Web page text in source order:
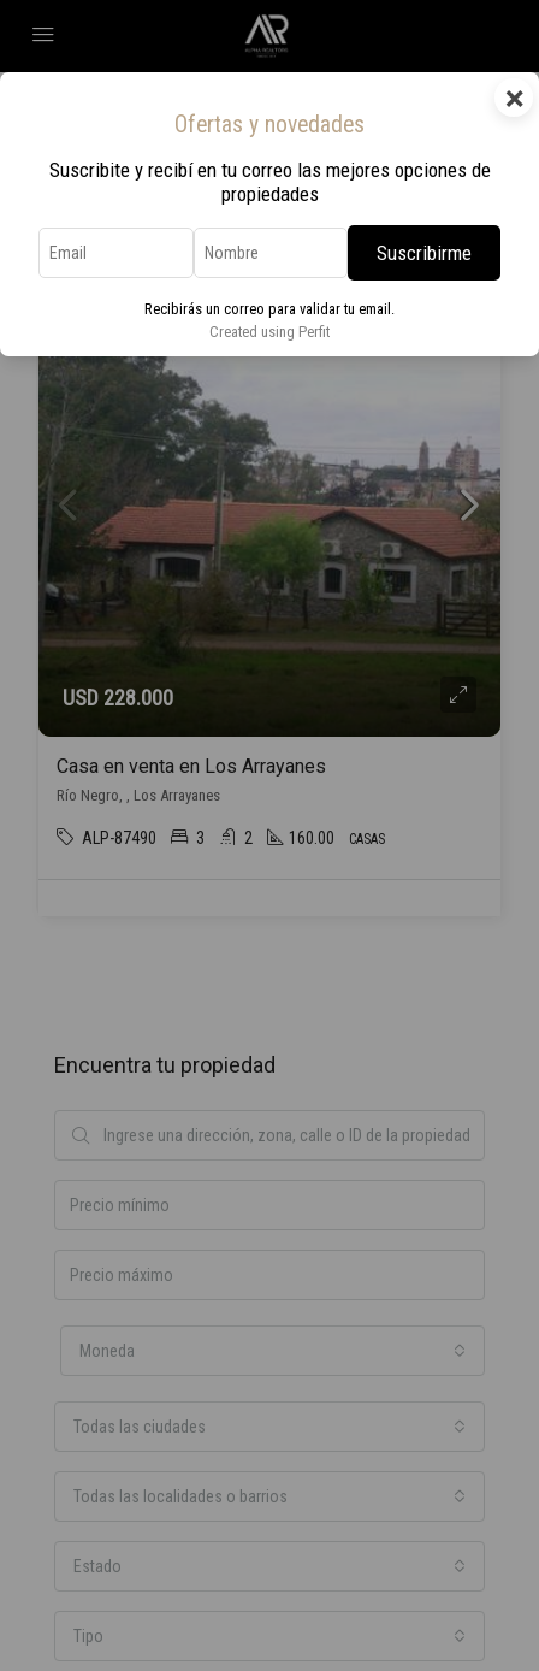
×
Ofertas y novedades
Suscribite y recibí en tu correo las mejores opciones de
propiedades
Suscribirme
Recibirás un correo para validar tu email.
Created using Perfit
1 Propiedad
Orden por defecto
USD 228.000
Casa en venta en Los Arrayanes
Río Negro, , Los Arrayanes
ALP-87490 3 2 160.00 CASAS
Encuentra tu propiedad
Moneda
Todas las ciudades
Todas las localidades o barrios
Estado
Tipo